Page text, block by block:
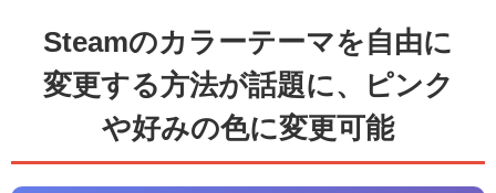
Steamのカラーテーマを自由に
変更する方法が話題に、ピンク
や好みの色に変更可能